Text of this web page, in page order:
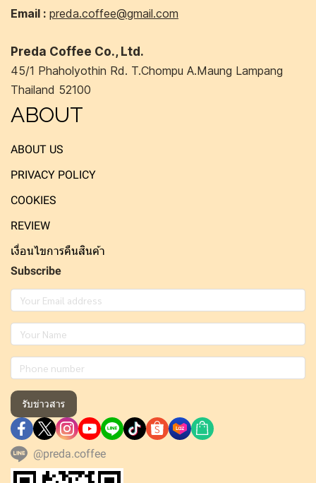
Email : preda.coffee@gmail.com
Preda Coffee Co., Ltd.
45/1 Phaholyothin Rd. T.Chompu A.Maung Lampang
Thailand 52100
ABOUT
ABOUT US
PRIVACY POLICY
COOKIES
REVIEW
เงื่อนไขการคืนสินค้า
Subscribe
รับข่าวสาร
@preda.coffee